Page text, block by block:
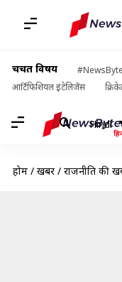
चर्चित विषय
आर्टिफिशियल इंटेलिजेंस
Hindi
होम / खबरें / राजनीति की